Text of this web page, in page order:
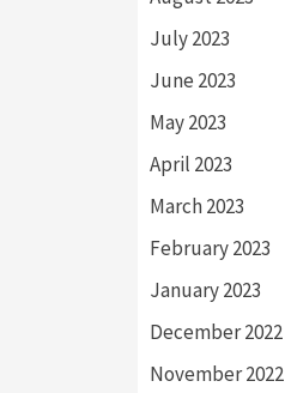
July 2023
June 2023
May 2023
April 2023
March 2023
February 2023
January 2023
December 2022
November 2022